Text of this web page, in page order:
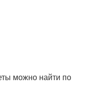
можно найти по